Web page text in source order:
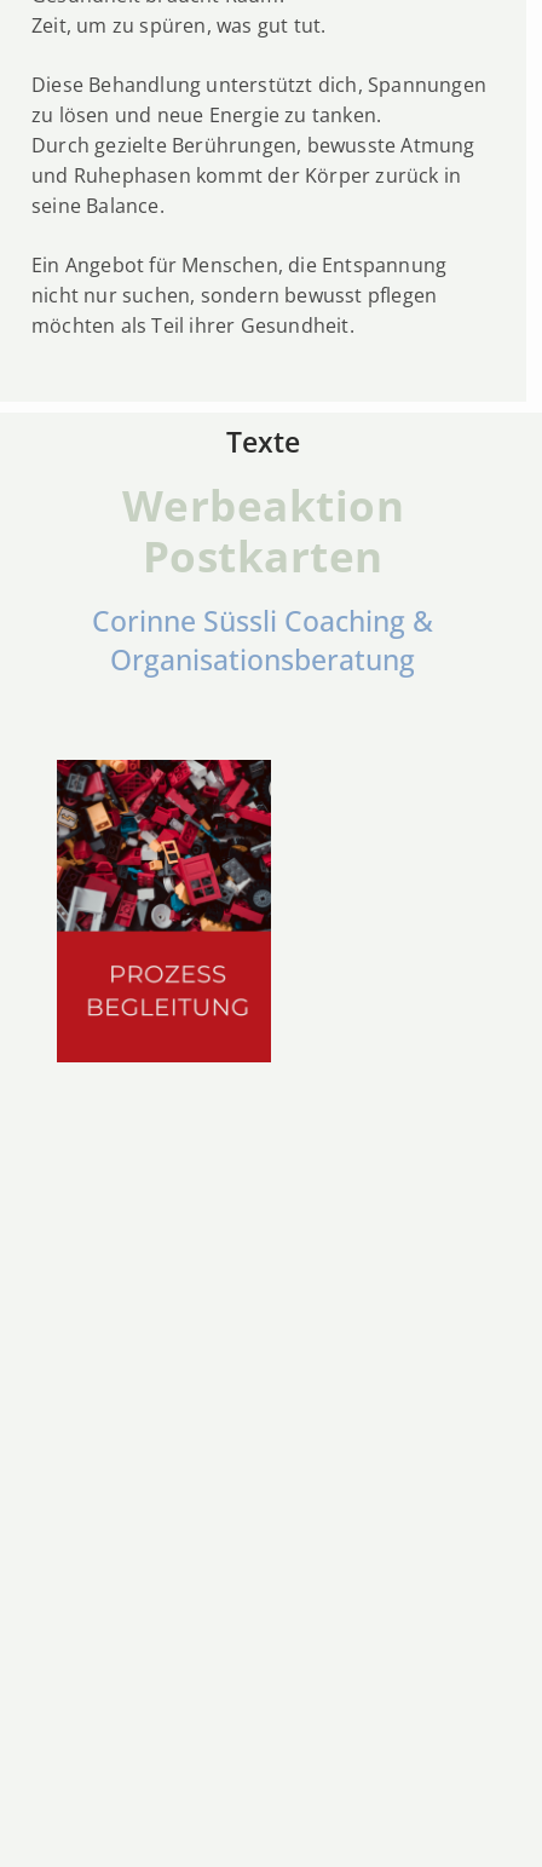
Zeit, um zu spüren, was gut tut.
Diese Behandlung unterstützt dich, Spannungen
zu lösen und neue Energie zu tanken.
Durch gezielte Berührungen, bewusste Atmung
und Ruhephasen kommt der Körper zurück in
seine Balance.
Ein Angebot für Menschen, die Entspannung
nicht nur suchen, sondern bewusst pflegen
möchten als Teil ihrer Gesundheit.
Texte
Werbeaktion
Postkarten
Corinne Süssli Coaching &
Organisationsberatung